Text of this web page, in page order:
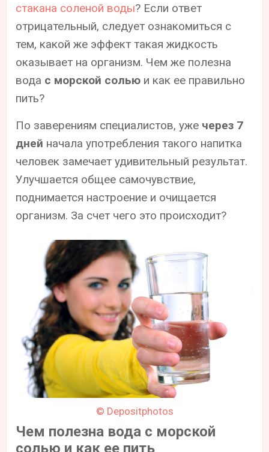
стакана соленой воды? Если ответ
отрицательный, следует ознакомиться с
тем, какой же эффект такая жидкость
оказывает на организм. Чем же полезна
вода с морской солью и как ее правильно
пить?
По заверениям специалистов, уже через 7
дней начала употребления такого напитка
человек замечает удивительный результат.
Улучшается общее самочувствие,
поднимается настроение и очищается
организм. За счет чего это происходит?
© Depositphotos
Чем полезна вода с морской
солью и как ее пить